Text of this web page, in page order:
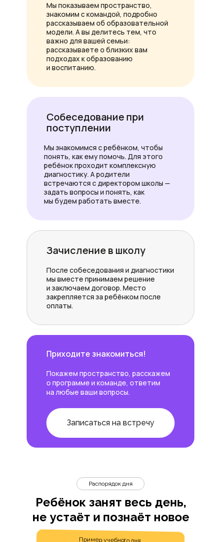
Мы показываем пространство,
знакомим с командой, подробно
рассказываем об образовательной
модели. А вы делитесь тем, что
важно для вашей семьи:
рассказываете о близких вам
подходах к образованию
и воспитанию.
Собеседование при
поступлении
Мы знакомимся с ребёнком, чтобы
понять, как ему помочь. Для этого
ребёнок проходит комплексную
диагностику. А родители
встречаются с директором школы —
задать вопросы и понять, как
мы будем работать вместе.
Зачисление в школу
После собеседования и диагностики
мы вместе принимаем решение
и заключаем договор. Место
закрепляется за ребёнком после
оплаты.
Приходите знакомиться!
Покажем пространство, расскажем
о программе и команде, ответим
на любые ваши вопросы.
Записаться на встречу
Ребёнок занят весь день,
не устаёт и познаёт новое
Распорядок дня
Пример учебного дня